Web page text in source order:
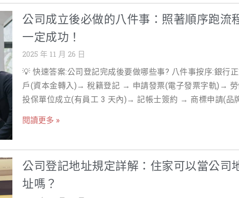
會被退件 接下來，我們會用最清楚也最貼近實務的方式帶你
每一步。 步驟一：選擇公司組織類型與決定營業項目 這是所
流程的起點，也是影響未來營運、稅務、股權結構的關鍵決
司」與「股份有限公司」，此外還有「行號」（商業登記）
一：公司組織類型比較表 特性 有限公司 (Li
關」環節，提供一份詳盡的深度教學與實務操作指南，確保
精準掌握每一個步驟，讓您的創業熱情不再被冗長的行政程
消磨。掌握了這份時間軸，您就能更有效地規劃資源，讓您
業以最快的速度，正式啟動營運。無論您選擇有限公司或股
限公司，本文都將為您提供最實用的公司成立流程加速秘訣
度解析台灣公司成立流程：掌握公司成立從零到營業的八大
步驟 台灣的公司成立流程看似複雜，但只要掌握關鍵的八個
成立時間。以下我們將詳盡拆解每一個步驟，並提供實務上
一步。建議一次提出 3-5 個備選名稱，並使用線上系統申請
確保效率。名稱預查通過後，會保留六個月。公司成立流程
名稱預查的順利與否，直接影響後續進度。 所需時間： 線上
次創業者而言，網路上眾說紛紜的資訊，讓公司行號差異顯
加複雜難解。你可能聽說「行號節稅比較輕鬆」，也可能聽說
「公司規模較大，更有利於品牌發展」。但這些說法往往只
稅務上，行號的所得直接併入個人綜合所得稅，在高利潤情
下，反而可能比公司繳納更高的稅款；而在法律上，行號的
責任，更可能讓創業者面臨個人資產被追討的風險。 設立公
號的選擇，是創業策略的基石。一個錯誤的決定，可能讓你
律、稅務、會計和營運層面的公司行號比較，是每位創業者
成功前必須完成的功課。 本文將以專業但易懂的語調，為你
解析設立公司行號的完整流程、法規基礎、稅務會計處理，
公司成立後必做的八件事：照著順序跑流
一定成功！
2025 年 11 月 26 日
💡 快速答案:公司登記完成後要做哪些事? 八件事按序:銀行
戶(資本金轉入)→ 稅籍登記 → 申請發票(電子發票字軌)→
投保單位成立(有員工 3 天內)→ 記帳士簽約 → 商標申請(品
限,漏了就是罰單起步。 公司成立只是起點，公司營運的挑戰
者常誤以為拿到「公司設立登記表」即大功告成，卻忽略了
成立後的行政與法務細節，這些細節才是決定企業能否穩健
閱讀更多 »
公司登記地址規定詳解：住家可以當公司
址嗎？